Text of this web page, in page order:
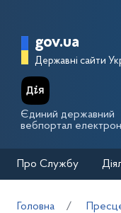
Головна
gov.ua
Державні сайти
Єдиний державний
вебпортал
Про Службу
Головна